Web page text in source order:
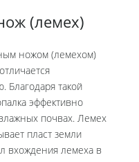
(лемех)
ножом (лемехом)
такой
эффективно
почвах. Лемех
пласт земли
вхождения лемеха в